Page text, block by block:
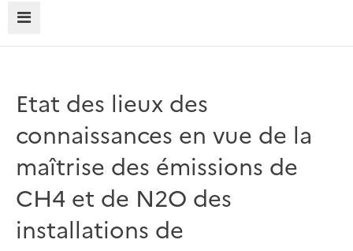
MENU
Etat des lieux des
connaissances en vue de la
maîtrise des émissions de
CH4 et de N2O des
installations de